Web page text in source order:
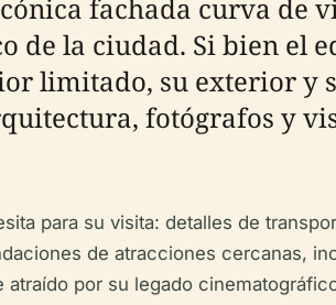
fachada curva
de la ciudad. Si bien el
limitado, su exterior
fotógrafos y
para su visita: detalles de
de atracciones cercanas,
atraído por su legado